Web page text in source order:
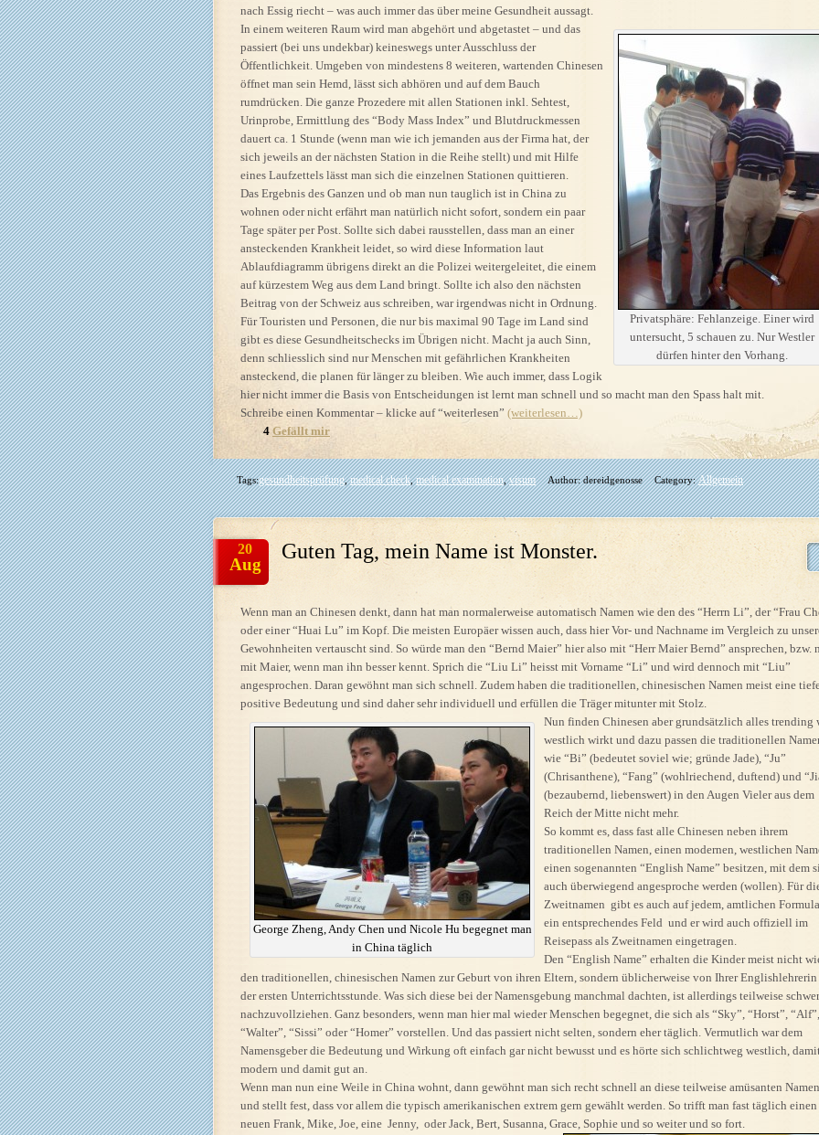
nach Essig riecht – was auch immer das über meine Gesundheit aussagt.
Privatsphäre: Fehlanzeige. Einer wird
untersucht, 5 schauen zu. Nur Westler
dürfen hinter den Vorhang.
In einem weiteren Raum wird man abgehört und abgetastet – und das
passiert (bei uns undekbar) keineswegs unter Ausschluss der
Öffentlichkeit. Umgeben von mindestens 8 weiteren, wartenden Chinesen
öffnet man sein Hemd, lässt sich abhören und auf dem Bauch
rumdrücken. Die ganze Prozedere mit allen Stationen inkl. Sehtest,
Urinprobe, Ermittlung des “Body Mass Index” und Blutdruckmessen
dauert ca. 1 Stunde (wenn man wie ich jemanden aus der Firma hat, der
sich jeweils an der nächsten Station in die Reihe stellt) und mit Hilfe
eines Laufzettels lässt man sich die einzelnen Stationen quittieren.
Das Ergebnis des Ganzen und ob man nun tauglich ist in China zu
wohnen oder nicht erfährt man natürlich nicht sofort, sondern ein paar
Tage später per Post. Sollte sich dabei rausstellen, dass man an einer
ansteckenden Krankheit leidet, so wird diese Information laut
Ablaufdiagramm übrigens direkt an die Polizei weitergeleitet, die einem
auf kürzestem Weg aus dem Land bringt. Sollte ich also den nächsten
Beitrag von der Schweiz aus schreiben, war irgendwas nicht in Ordnung.
Für Touristen und Personen, die nur bis maximal 90 Tage im Land sind
gibt es diese Gesundheitschecks im Übrigen nicht. Macht ja auch Sinn,
denn schliesslich sind nur Menschen mit gefährlichen Krankheiten
ansteckend, die planen für länger zu bleiben. Wie auch immer, dass Logik
hier nicht immer die Basis von Entscheidungen ist lernt man schnell und so macht man den Spass halt mit.
Schreibe einen Kommentar – klicke auf “weiterlesen” (weiterlesen…)
4 Gefällt mir
Tags:gesundheitsprüfung,medical check,medical examination,visum Author: dereidgenosse Category:Allgemein
Guten Tag, mein Name ist Monster.
20
Aug
Wenn man an Chinesen denkt, dann hat man normalerweise automatisch Namen wie den des “Herrn Li”, der “Frau
oder einer “Huai Lu” im Kopf. Die meisten Europäer wissen auch, dass hier Vor- und Nachname im Vergleich zu
Gewohnheiten vertauscht sind. So würde man den “Bernd Maier” hier also mit “Herr Maier Bernd” ansprechen, bzw.
mit Maier, wenn man ihn besser kennt. Sprich die “Liu Li” heisst mit Vorname “Li” und wird dennoch mit “Liu”
angesprochen. Daran gewöhnt man sich schnell. Zudem haben die traditionellen, chinesischen Namen meist eine
positive Bedeutung und sind daher sehr individuell und erfüllen die Träger mitunter mit Stolz.
George Zheng, Andy Chen und Nicole Hu begegnet man
in China täglich
Nun finden Chinesen aber grundsätzlich alles trending
westlich wirkt und dazu passen die traditionellen
wie “Bi” (bedeutet soviel wie; gründe Jade), “Ju”
(Chrisanthene), “Fang” (wohlriechend, duftend) und
(bezaubernd, liebenswert) in den Augen Vieler aus dem
Reich der Mitte nicht mehr.
So kommt es, dass fast alle Chinesen neben ihrem
traditionellen Namen, einen modernen, westlichen
einen sogenannten “English Name” besitzen, mit dem
auch überwiegend angesproche werden (wollen). Für
Zweitnamen gibt es auch auf jedem, amtlichen
ein entsprechendes Feld und er wird auch offiziell im
Reisepass als Zweitnamen eingetragen.
Den “English Name” erhalten die Kinder meist nicht
den traditionellen, chinesischen Namen zur Geburt von ihren Eltern, sondern üblicherweise von Ihrer
der ersten Unterrichtsstunde. Was sich diese bei der Namensgebung manchmal dachten, ist allerdings teilweise schwer
nachzuvollziehen. Ganz besonders, wenn man hier mal wieder Menschen begegnet, die sich als “Sky”, “Horst”, “Alf”,
“Walter”, “Sissi” oder “Homer” vorstellen. Und das passiert nicht selten, sondern eher täglich. Vermutlich war dem
Namensgeber die Bedeutung und Wirkung oft einfach gar nicht bewusst und es hörte sich schlichtweg westlich,
modern und damit gut an.
Wenn man nun eine Weile in China wohnt, dann gewöhnt man sich recht schnell an diese teilweise amüsanten Namen
und stellt fest, dass vor allem die typisch amerikanischen extrem gern gewählt werden. So trifft man fast täglich einen
neuen Frank, Mike, Joe, eine Jenny, oder Jack, Bert, Susanna, Grace, Sophie und so weiter und so fort.